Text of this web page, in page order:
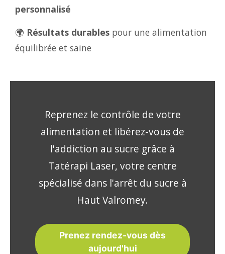
personnalisé
🌍 Résultats durables pour une alimentation
équilibrée et saine
Reprenez le contrôle de votre
alimentation et libérez-vous de
l'addiction au sucre grâce à
Tatérapi Laser, votre centre
spécialisé dans l'arrêt du sucre à
Haut Valromey.
Prenez rendez-vous dès
aujourd'hui